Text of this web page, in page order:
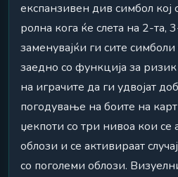
експанзивен див симбол кој
ролна кога ќе слета на 2-та,
заменувајќи ги сите
заедно со функција за
на играчите да ги удвојат
погодување на боите на
џекпоти со три нивоа кои се
облози и се активираат
со поголеми облози.